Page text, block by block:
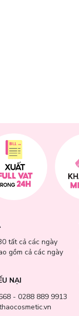
tất cả các ngày
gồm cả các ngày
NẠI
- 0288 889 9913